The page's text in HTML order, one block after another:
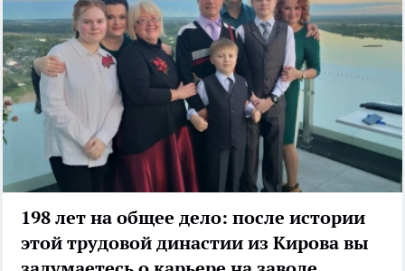
198 лет на общее дело: после истории
этой трудовой династии из Кирова вы